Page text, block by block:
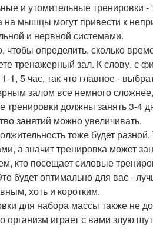
и утомительные тренировки
на мышцы могут привести к
и нервной системами.
чтобы определить, сколько
тренажерный зал. К слову, с
1, 5 час, так что главное -
залом все немного
тренировки должны занять 3-4
занятий можно увеличивать.
тоже будет
а значит тренировка может
кто посещает силовые
будет оптимально для вас -
хоть и коротким.
для набора массы также не
организм играет с вами злую